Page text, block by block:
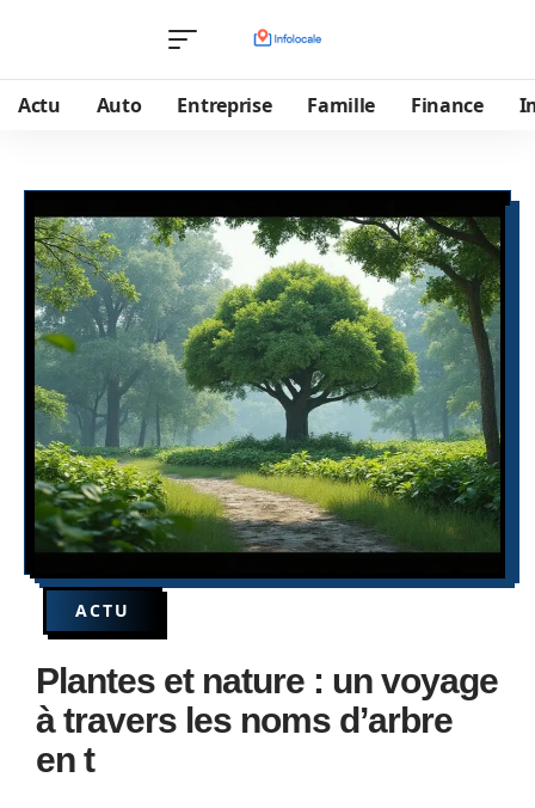
Actu Auto Entreprise Famille Finance
ACTU
Plantes et nature : un voyage
à travers les noms d’arbre
en t